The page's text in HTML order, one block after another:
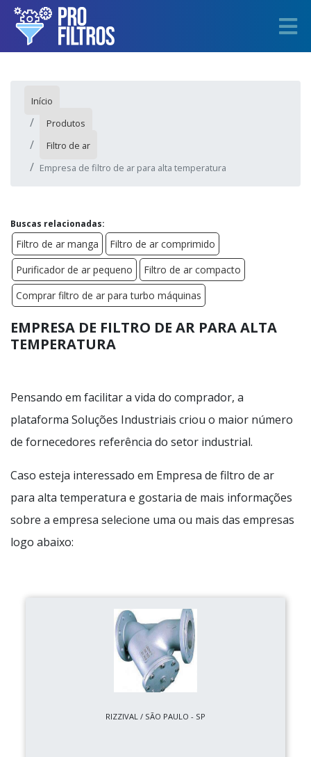
Início
Produtos
Filtro de ar
Empresa de filtro de ar para alta temperatura
Buscas relacionadas:
Filtro de ar manga
Filtro de ar comprimido
Purificador de ar pequeno
Filtro de ar compacto
Comprar filtro de ar para turbo máquinas
EMPRESA DE FILTRO DE AR PARA ALTA
TEMPERATURA
Pensando em facilitar a vida do comprador, a
plataforma Soluções Industriais criou o maior número
de fornecedores referência do setor industrial.
Caso esteja interessado em Empresa de filtro de ar
para alta temperatura e gostaria de mais informações
sobre a empresa selecione uma ou mais das empresas
logo abaixo:
RIZZIVAL / SÃO PAULO - SP